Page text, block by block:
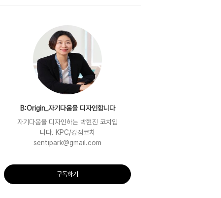
B:Origin_자기다움을 디자인합니다
자기다움을 디자인하는 박현진 코치입
니다. KPC/강점코치
sentipark@gmail.com
구독하기